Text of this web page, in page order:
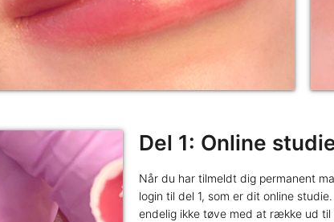
Del 1: Online
Når du har tilmeldt dig permanent
login til del 1, som er dit online
endelig ikke tøve med at række ud